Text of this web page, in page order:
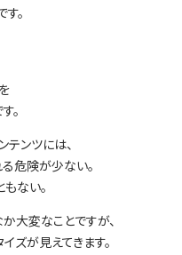
。
。
ンツには、
危険が少ない。
ない。
大変なことですが、
ズが見えてきます。